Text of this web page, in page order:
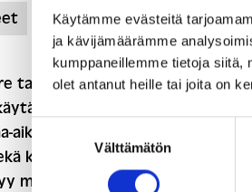
Käytämme evästeitä
ja kävijämäärämme
kumppaneillemme tietoja siitä,
olet antanut heille tai joita on
Suostumuksen
Välttämätön
tarjoaa laajan valikoiman
asukokonaisuuksia
aikaan niin luonnonhelmaan kuin
kotioloihin ja harrastuksiin.
myös tuotevalikoimassamme: